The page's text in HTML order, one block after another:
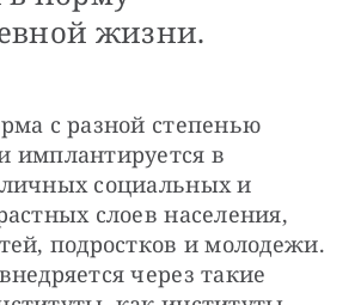
жизни.
с разной степенью
имплантируется в
социальных и
слоев населения,
подростков и молодежи.
через такие